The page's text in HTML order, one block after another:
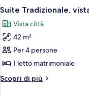
No
Pool
Access)
oceano
Deluxe
/
Pool
Access)
Apri
tutte
le
foto
per
Suite
Tradizionale,
vista
6
Suite Tradizionale,
Vista città
42 m²
Per 4 persone
1 letto matrimoniale
Scopri di più
Altri